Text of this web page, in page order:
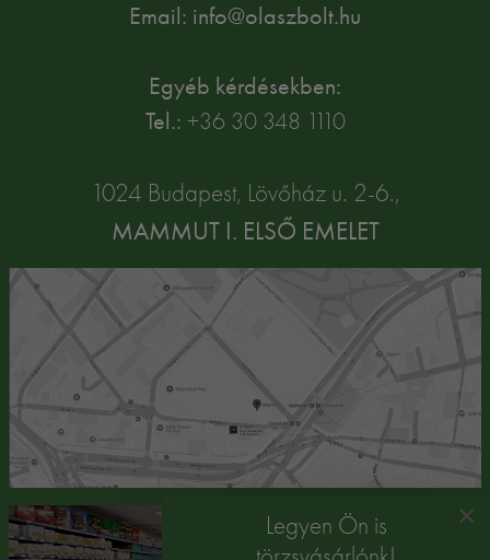
Email: info@olaszbolt.hu
Egyéb kérdésekben:
Tel.: +36 30 348 1110
1024 Budapest, Lövőház u. 2-6.,
MAMMUT I. ELSŐ EMELET
×
Legyen Ön is